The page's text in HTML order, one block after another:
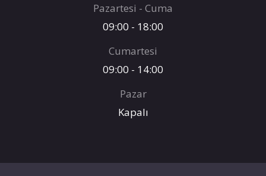
Pazartesi - Cuma
09:00 - 18:00
Cumartesi
09:00 - 14:00
Pazar
Kapalı